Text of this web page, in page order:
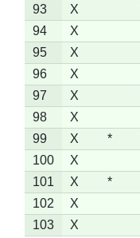
93
X
94
X
95
X
96
X
97
X
98
X
99
X *
100
X
101
X *
102
X
103
X